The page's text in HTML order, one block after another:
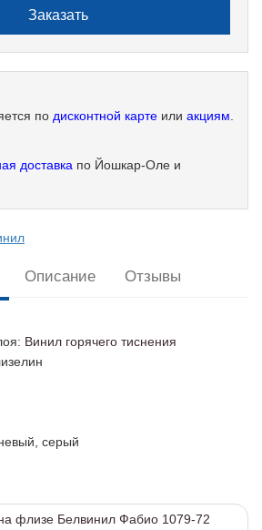
по дисконтной карте или акциям
доставка по Йошкар-Оле и
Описание Отзывы
: Винил горячего тиснения
серый
флизе Белвинил Фабио 1079-72